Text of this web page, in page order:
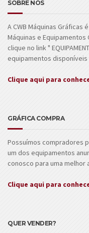
SOBRE NÓS
A CWB Máquinas Gráficas
Máquinas e
clique no link "
equipamentos disponíveis
Clique aqui para
GRÁFICA COMPRA
Possuímos compradores
um dos equipamentos
conosco para uma melhor
Clique aqui para
QUER VENDER?